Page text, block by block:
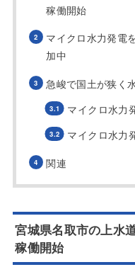
稼働開始
マイクロ水力発電
加中
急峻で国土が狭く
マイクロ水力
マイクロ水力
関連
宮城県名取市の上水
稼働開始